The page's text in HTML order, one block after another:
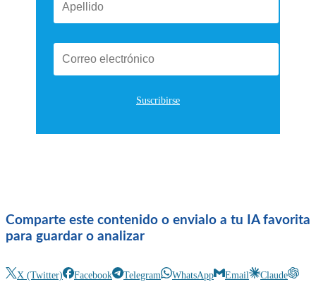
Suscribirse
Comparte este contenido o envialo a tu IA favorita
para guardar o analizar
X (Twitter) Facebook Telegram WhatsApp Email
Claude